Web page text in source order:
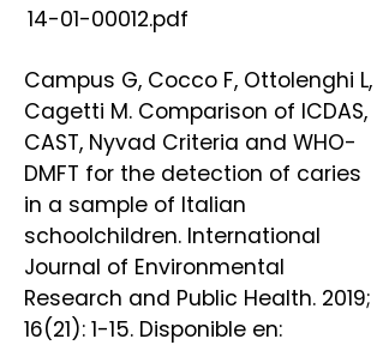
14-01-00012.pdf
Campus G, Cocco F, Ottolenghi L,
Cagetti M. Comparison of ICDAS,
CAST, Nyvad Criteria and WHO-
DMFT for the detection of caries
in a sample of Italian
schoolchildren. International
Journal of Environmental
Research and Public Health. 2019;
16(21): 1-15. Disponible en: